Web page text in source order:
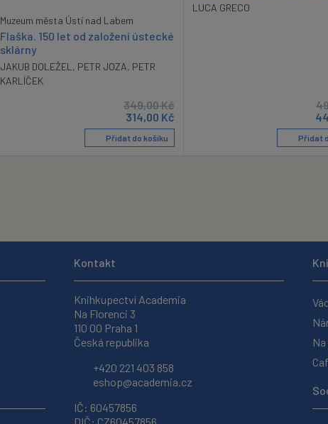
Muzeum města Ústí nad Labem
Flaška. 150 let od založení ústecké
sklárny
JAKUB DOLEŽEL , PETR JOZA, PETR
KARLÍČEK
349,00Kč
314,00 Kč
Přidat do košíku
LUCA GRECO
Přidat
Kontakt
Knihkupectví Academia
Na Florenci 3
110 00 Praha 1
Česká republika
+420 221 403 858
eshop@academia.cz
IČ: 60457856